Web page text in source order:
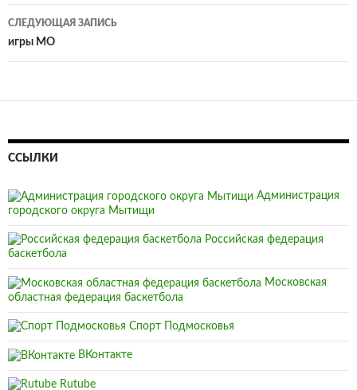
записям
СЛЕДУЮЩАЯ ЗАПИСЬ
игры МО
ССЫЛКИ
Администрация
городского округа Мытищи
Российская федерация
баскетбола
Московская
областная федерация баскетбола
Спорт Подмосковья
ВКонтакте
Rutube